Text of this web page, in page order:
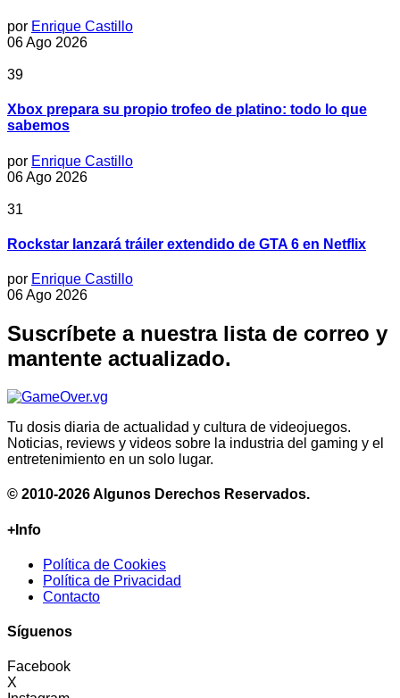
por Enrique Castillo
06 Ago 2026
39
Xbox prepara su propio trofeo de platino: todo lo que
sabemos
por Enrique Castillo
06 Ago 2026
31
Rockstar lanzará tráiler extendido de GTA 6 en Netflix
por Enrique Castillo
06 Ago 2026
Suscríbete a nuestra lista de correo y
mantente actualizado.
Tu dosis diaria de actualidad y cultura de videojuegos.
Noticias, reviews y videos sobre la industria del gaming y el
entretenimiento en un solo lugar.
© 2010-2026 Algunos Derechos Reservados.
+Info
Política de Cookies
Política de Privacidad
Contacto
Síguenos
Facebook
X